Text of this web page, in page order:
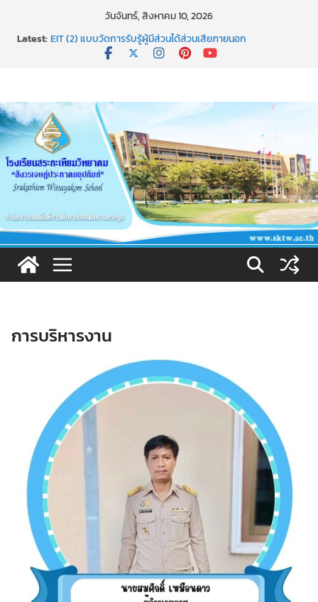
วันจันทร์, สิงหาคม 10, 2026
Latest:EIT (2) แบบวัดการรับรู้ผู้มีส่วนได้ส่วนเสียภายนอก
เผยแพร่นวัตกรรม การใช้รูปแบบการเสริมสร้างคุณธรรมของ
การประกาศผลการเรียนปลายภาคผ่านทางระบบ SGS
ช่องทางการแจ้งเรื่องร้องเรียนการทุจริตและประพฤติมิชอบ
การบริหารงาน